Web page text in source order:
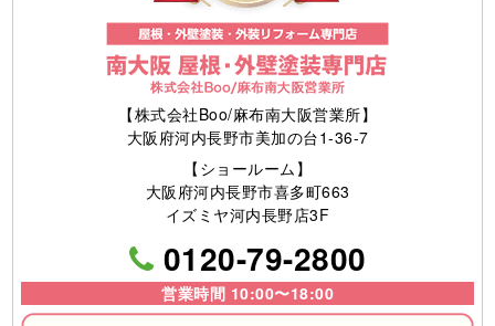
【株式会社Boo/麻布南大阪営業所】
大阪府河内長野市美加の台1-36-7
【ショールーム】
大阪府河内長野市喜多町663
イズミヤ河内長野店3F
0120-79-2800
営業時間 10:00〜18:00